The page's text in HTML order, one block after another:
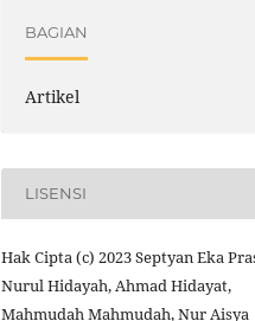
BAGIAN
Artikel
LISENSI
Hak Cipta (c) 2023 Septyan Eka
Nurul Hidayah, Ahmad Hidayat,
Mahmudah Mahmudah, Nur Aisya